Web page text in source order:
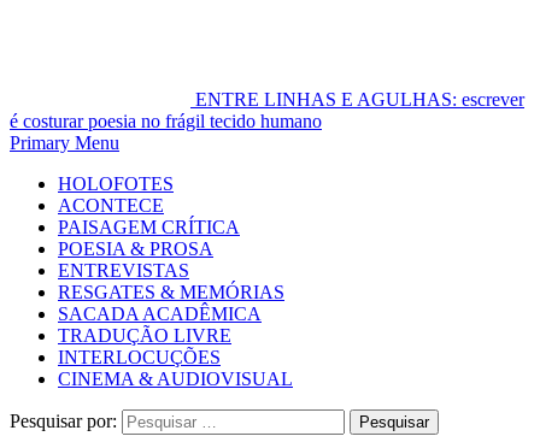
ENTRE LINHAS E AGULHAS: escrever
é costurar poesia no frágil tecido humano
Primary Menu
HOLOFOTES
ACONTECE
PAISAGEM CRÍTICA
POESIA & PROSA
ENTREVISTAS
RESGATES & MEMÓRIAS
SACADA ACADÊMICA
TRADUÇÃO LIVRE
INTERLOCUÇÕES
CINEMA & AUDIOVISUAL
Pesquisar por: